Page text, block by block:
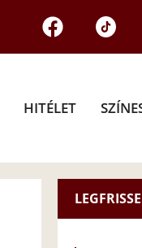
HITÉLET